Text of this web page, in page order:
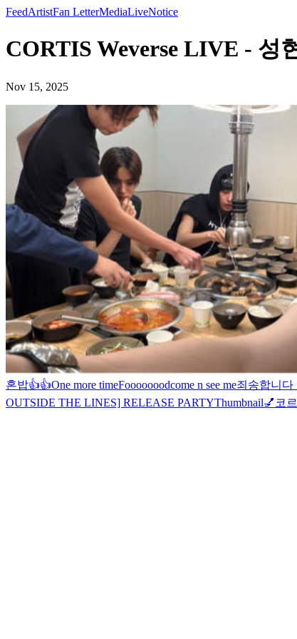
FeedArtistFan LetterMediaLiveNotice
CORTIS Weverse LIVE - 성
Nov 15, 2025
혼밥👍👍One more timeFooooooodcome n see me죄송합니다
OUTSIDE THE LINES] RELEASE PARTYThumbnail💅 코